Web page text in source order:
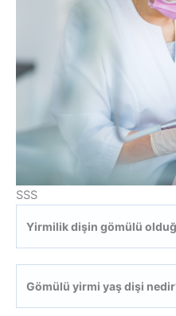
SSS
Yirmilik dişin gömülü
Gömülü yirmi yaş dişi